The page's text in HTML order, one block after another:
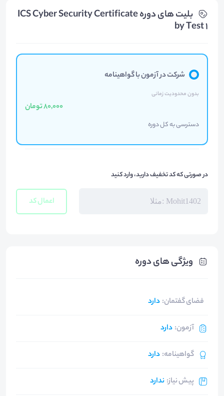
ویژگی های دوره
فضای گفتمان: دارد
آزمون: دارد
گواهینامه: دارد
پیش نیاز: ندارد
بلیت های دوره ICS Cyber Security Certificate
by Test 1
شرکت در آزمون با گواهینامه
بدون محدودیت زمانی
80,000 تومان
دسترسی به کل دوره
در صورتی که کد تخفیف دارید، وارد کنید
اعمال کد